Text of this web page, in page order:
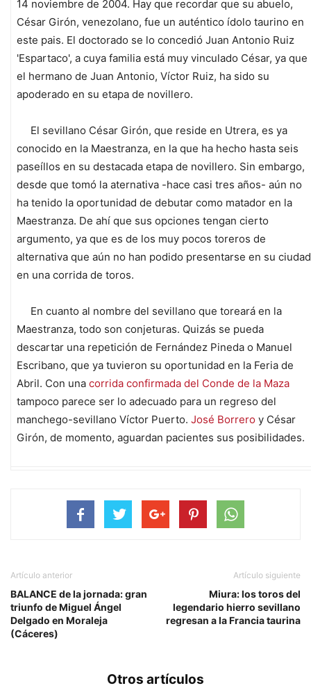
14 noviembre de 2004. Hay que recordar que su abuelo,
César Girón, venezolano, fue un auténtico ídolo taurino en
este pais. El doctorado se lo concedió Juan Antonio Ruiz
'Espartaco', a cuya familia está muy vinculado César, ya que
el hermano de Juan Antonio, Víctor Ruiz, ha sido su
apoderado en su etapa de novillero.
El sevillano César Girón, que reside en Utrera, es ya
conocido en la Maestranza, en la que ha hecho hasta seis
paseíllos en su destacada etapa de novillero. Sin embargo,
desde que tomó la aternativa -hace casi tres años- aún no
ha tenido la oportunidad de debutar como matador en la
Maestranza. De ahí que sus opciones tengan cierto
argumento, ya que es de los muy pocos toreros de
alternativa que aún no han podido presentarse en su ciudad
en una corrida de toros.
En cuanto al nombre del sevillano que toreará en la
Maestranza, todo son conjeturas. Quizás se pueda
descartar una repetición de Fernández Pineda o Manuel
Escribano, que ya tuvieron su oportunidad en la Feria de
Abril. Con una corrida confirmada del Conde de la Maza
tampoco parece ser lo adecuado para un regreso del
manchego-sevillano Víctor Puerto. José Borrero y César
Girón, de momento, aguardan pacientes sus posibilidades.
Artículo anterior
BALANCE de la jornada: gran
triunfo de Miguel Ángel
Delgado en Moraleja
(Cáceres)
Artículo siguiente
Miura: los toros del
legendario hierro sevillano
regresan a la Francia taurina
Otros artículos